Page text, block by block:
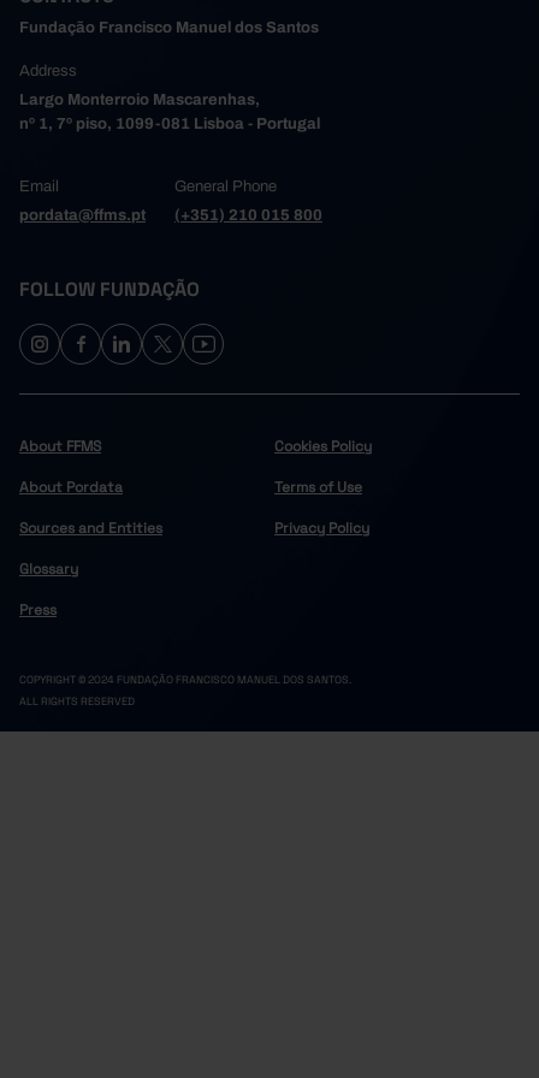
Fundação Francisco Manuel dos Santos
Address
Largo Monterroio Mascarenhas,
nº 1, 7º piso, 1099-081 Lisboa - Portugal
Email
pordata@ffms.pt
General Phone
(+351) 210 015 800
FOLLOW FUNDAÇÃO
About FFMS
About Pordata
Sources and Entities
Glossary
Press
Cookies Policy
Terms of Use
Privacy Policy
COPYRIGHT © 2024 FUNDAÇÃO FRANCISCO MANUEL DOS SANTOS.
ALL RIGHTS RESERVED